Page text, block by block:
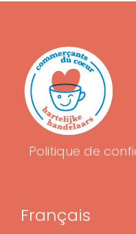
Politique de
Français